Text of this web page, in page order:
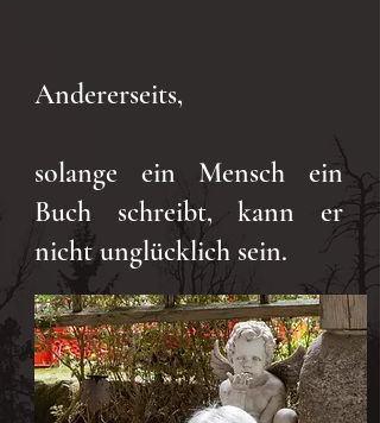
Andererseits,
solange ein Mensch ein
Buch schreibt, kann er
nicht unglücklich sein.